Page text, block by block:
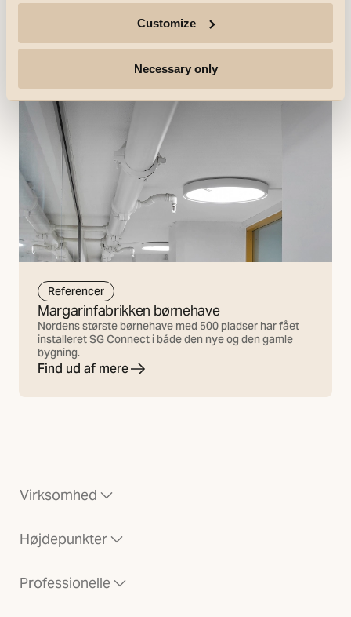
Customize
Necessary only
Referencer
Margarinfabrikken børnehave
Nordens største børnehave med 500 pladser har fået
installeret SG Connect i både den nye og den gamle
bygning.
Find ud af mere
Virksomhed
Højdepunkter
Professionelle